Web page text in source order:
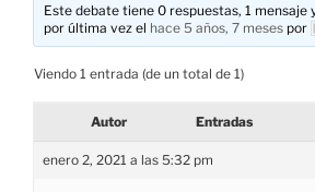
Este debate tiene 0 respuestas, 1 mensaje
por última vez el hace 5 años, 7 meses por
Viendo 1 entrada (de un total de 1)
Autor Entradas
enero 2, 2021 a las 5:32 pm